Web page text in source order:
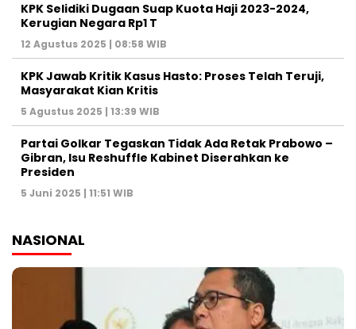
KPK Selidiki Dugaan Suap Kuota Haji 2023-2024,
Kerugian Negara Rp1 T
12 Agustus 2025 | 08:58 WIB
KPK Jawab Kritik Kasus Hasto: Proses Telah Teruji,
Masyarakat Kian Kritis
5 Agustus 2025 | 13:39 WIB
Partai Golkar Tegaskan Tidak Ada Retak Prabowo –
Gibran, Isu Reshuffle Kabinet Diserahkan ke
Presiden
5 Juni 2025 | 11:51 WIB
NASIONAL